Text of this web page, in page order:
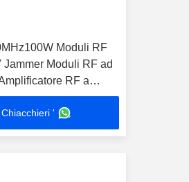
Moduli RF
Moduli RF ad
RF a
'